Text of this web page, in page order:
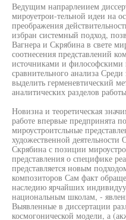
Ведущим напрарлеиием
мироуетрои-тельной идеи на
преображения
избран системный подход,
Вагнера и Скрябина в свете
соотнесения представлений
источниками и философскими
сравнительного анализа
выделить герменевтический
аналитических разделов работы
Новизна и теоретическая
работе впервые предпринята
мироустроитсльные
художественной деятельности
Скрябина с позиции
представления о специфике
представляется новым
композиторов Сам факт
наследию ярчайших
национальным школам, -
Выявленные в диссертации
космогонической модели, а